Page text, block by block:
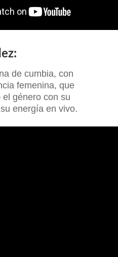
de cumbia, con
femenina, que
el género con su
energía en vivo.